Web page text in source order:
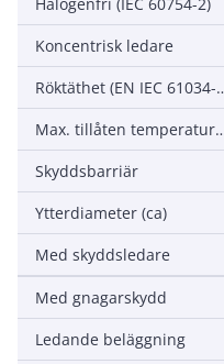
Koncentrisk ledare
Röktäthet
Max. tillåten
Skyddsbarriär
Ytterdiameter (ca)
Med skyddsledare
Med gnagarskydd
Ledande beläggning